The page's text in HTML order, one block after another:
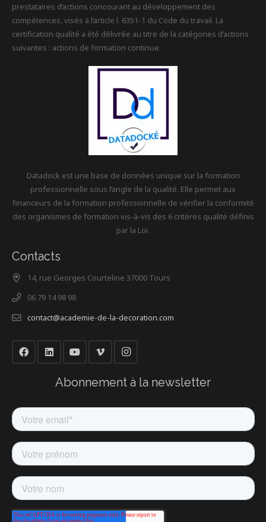
prestataires d’actions concourant au développement des
compétences, visés à l’article l. 6351-1 du Code du travail. La
certification qualité a été délivrée au titre de la catégories d’actions
suivantes : actions de formation continue.
Datadock est une base de données unique sur la formation
professionnelle sous l’angle de la qualité. Elle permet aux
financeurs de la formation professionnelle de vérifier la conformité
des organismes de formation vis-à-vis des 6 critères qualité définis
par la Loi.
Contacts
14, rue Georges Courteline 37000 Tours
06 79 14 98 98
contact@academie-de-la-decoration.com
Abonnement à la newsletter